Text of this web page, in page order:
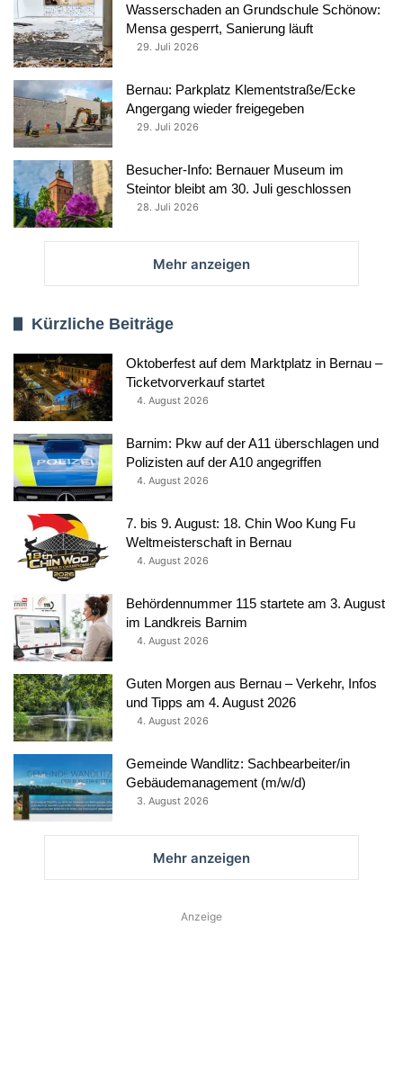
Wasserschaden an Grundschule Schönow:
Mensa gesperrt, Sanierung läuft
29. Juli 2026
Bernau: Parkplatz Klementstraße/Ecke
Angergang wieder freigegeben
29. Juli 2026
Besucher-Info: Bernauer Museum im
Steintor bleibt am 30. Juli geschlossen
28. Juli 2026
Mehr anzeigen
Kürzliche Beiträge
Oktoberfest auf dem Marktplatz in Bernau –
Ticketvorverkauf startet
4. August 2026
Barnim: Pkw auf der A11 überschlagen und
Polizisten auf der A10 angegriffen
4. August 2026
7. bis 9. August: 18. Chin Woo Kung Fu
Weltmeisterschaft in Bernau
4. August 2026
Behördennummer 115 startete am 3. August
im Landkreis Barnim
4. August 2026
Guten Morgen aus Bernau – Verkehr, Infos
und Tipps am 4. August 2026
4. August 2026
Gemeinde Wandlitz: Sachbearbeiter/in
Gebäudemanagement (m/w/d)
3. August 2026
Mehr anzeigen
Anzeige